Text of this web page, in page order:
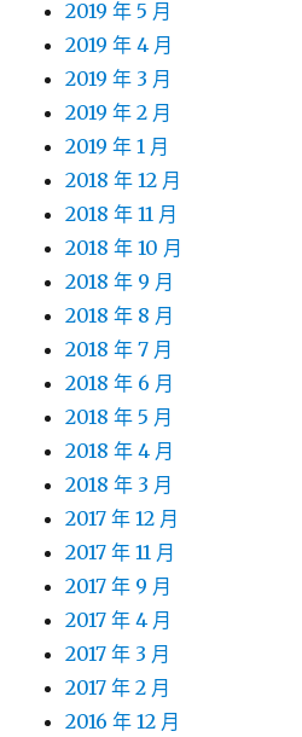
2019 年 5 月
2019 年 4 月
2019 年 3 月
2019 年 2 月
2019 年 1 月
2018 年 12 月
2018 年 11 月
2018 年 10 月
2018 年 9 月
2018 年 8 月
2018 年 7 月
2018 年 6 月
2018 年 5 月
2018 年 4 月
2018 年 3 月
2017 年 12 月
2017 年 11 月
2017 年 9 月
2017 年 4 月
2017 年 3 月
2017 年 2 月
2016 年 12 月